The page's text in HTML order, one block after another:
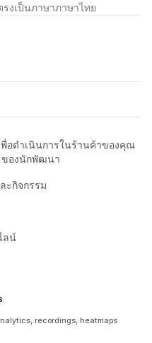
งเป็นภาษาภาษาไทย
อดำเนินการในร้านค้าของคุณ
ของนักพัฒนา
ะกิจกรรม
ลน์
recordings, heatmaps